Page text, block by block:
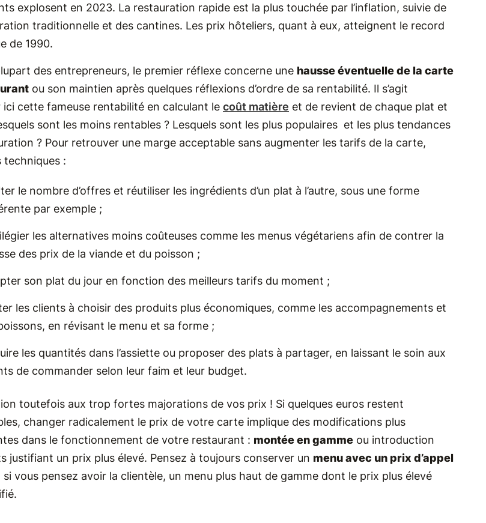
explosent en 2023. La restauration rapide est la plus touchée par l’inflation, suivie de
traditionnelle et des cantines. Les prix hôteliers, quant à eux, atteignent le record
de 1990.
des entrepreneurs, le premier réflexe concerne une hausse éventuelle de la carte
ou son maintien après quelques réflexions d’ordre de sa rentabilité. Il s’agit
ici cette fameuse rentabilité en calculant le coût matière et de revient de chaque plat et
sont les moins rentables ? Lesquels sont les plus populaires et les plus tendances
? Pour retrouver une marge acceptable sans augmenter les tarifs de la carte,
techniques :
le nombre d’offres et réutiliser les ingrédients d’un plat à l’autre, sous une forme
par exemple ;
les alternatives moins coûteuses comme les menus végétariens afin de contrer la
des prix de la viande et du poisson ;
son plat du jour en fonction des meilleurs tarifs du moment ;
les clients à choisir des produits plus économiques, comme les accompagnements et
en révisant le menu et sa forme ;
les quantités dans l’assiette ou proposer des plats à partager, en laissant le soin aux
de commander selon leur faim et leur budget.
toutefois aux trop fortes majorations de vos prix ! Si quelques euros restent
changer radicalement le prix de votre carte implique des modifications plus
dans le fonctionnement de votre restaurant : montée en gamme ou introduction
justifiant un prix plus élevé. Pensez à toujours conserver un menu avec un prix d’appel
si vous pensez avoir la clientèle, un menu plus haut de gamme dont le prix plus élevé